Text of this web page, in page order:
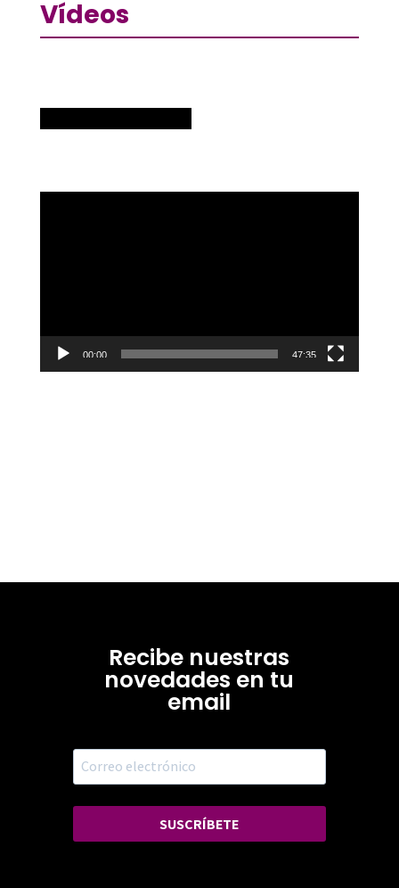
Vídeos
00:00 47:35
Recibe nuestras
novedades en tu
email
SUSCRÍBETE